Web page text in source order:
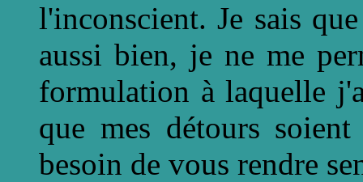
l'inconscient. Je sais
aussi bien, je ne me
formulation à laquelle
que mes détours
besoin de vous rendre